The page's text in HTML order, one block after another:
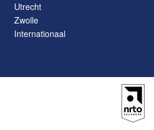
Utrecht
Zwolle
Internationaal